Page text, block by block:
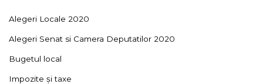
Alegeri Locale 2020
Alegeri Senat si Camera Deputatilor 2020
Bugetul local
Impozite și taxe